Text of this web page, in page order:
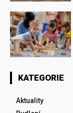
KATEGORIE
Aktuality